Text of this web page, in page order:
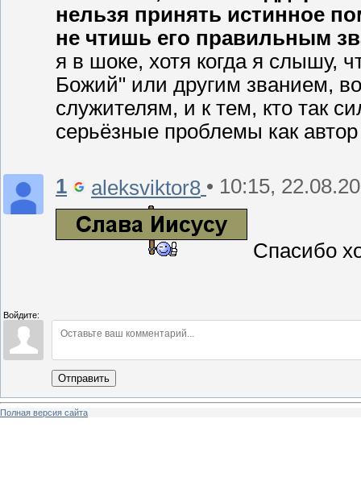
нельзя принять истинное
не чтишь его правильным
я в шоке, хотя когда я слышу,
Божий" или другим званием,
служителям, и к тем, кто так
серьёзные проблемы как
1 aleksviktor8 • 10:15,
Спасибо
Войдите:
Отправить
Полная версия сайта